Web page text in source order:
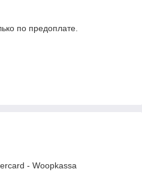
по предоплате.
- Woopkassa